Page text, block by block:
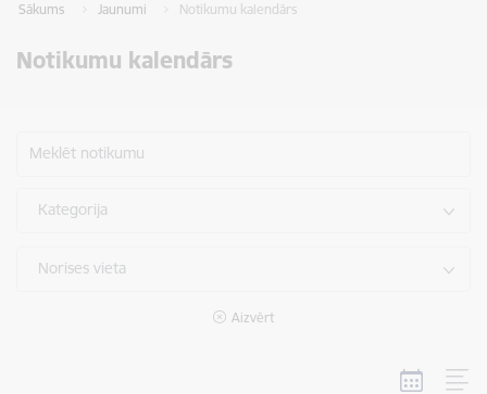
Sākums Jaunumi Notikumu kalendārs
Notikumu kalendārs
Meklēt notikumu
Kategorija
Norises vieta
Aizvērt